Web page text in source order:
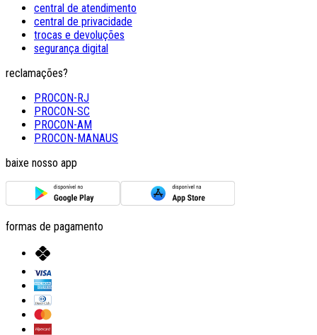
central de atendimento
central de privacidade
trocas e devoluções
segurança digital
reclamações?
PROCON-RJ
PROCON-SC
PROCON-AM
PROCON-MANAUS
baixe nosso app
formas de pagamento